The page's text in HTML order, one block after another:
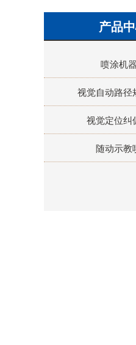
产品
喷涂机
视觉自动路径
视觉定位纠
随动示教